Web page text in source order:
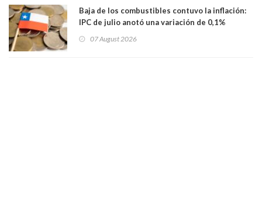
Baja de los combustibles contuvo la inflación:
IPC de julio anotó una variación de 0,1%
07 August 2026